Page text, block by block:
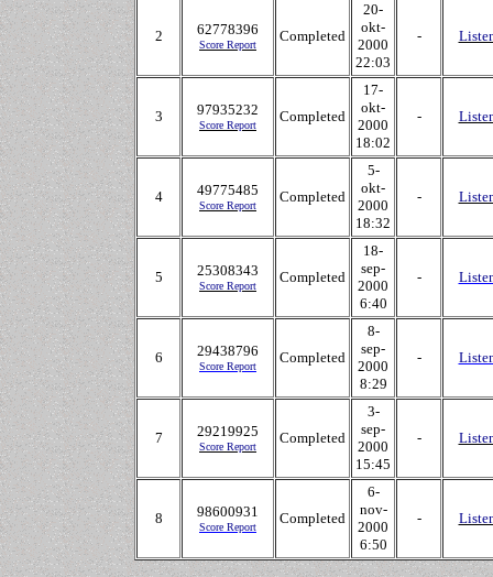
2 62778396
Score Report
Completed
20-
okt-
2000
22:03
-
3 97935232
Score Report
Completed
17-
okt-
2000
18:02
-
4 49775485
Score Report
Completed
5-
okt-
2000
18:32
-
5 25308343
Score Report
Completed
18-
sep-
2000
6:40
-
6 29438796
Score Report
Completed
8-
sep-
2000
8:29
-
7 29219925
Score Report
Completed
3-
sep-
2000
15:45
-
8 98600931
Score Report
Completed
6-
nov-
2000
6:50
-